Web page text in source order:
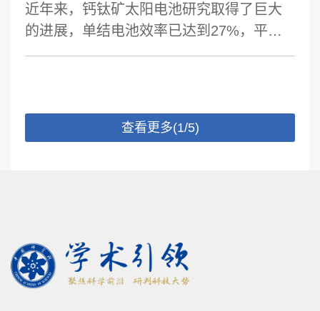
近年来，钙钛矿太阳电池研究取得了巨大
的进展，单结电池效率已达到27%，平方
米组件效率超过 18%，实验室实测稳定性
蓬勃发展，钙钛矿 /晶硅叠层效率接近
35%，晶圆尺寸钙钛矿 / 硅叠层效率已超过
面临的科学与技术问题。
查看更多(1/5)